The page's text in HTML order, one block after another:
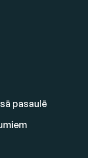
pasaulē